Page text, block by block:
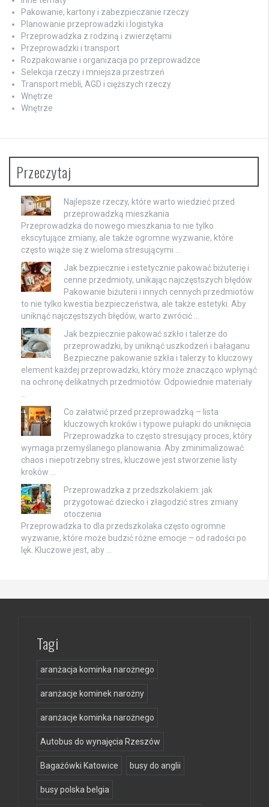
Pakowanie, kartony i zabezpieczanie rzeczy
Planowanie przeprowadzki i logistyka
Przeprowadzka z rodziną i zwierzętami
Przeprowadzki i transport
Rozpakowanie i organizacja po przeprowadzce
Selekcja rzeczy i mniejsza przestrzeń
Transport mebli, AGD i cięższych rzeczy
Wnętrze
Wnętrze
Przeczytaj
Najlepsze rzeczy, które warto wiedzieć przed
przeprowadzką mieszkania
Przeprowadzka do nowego mieszkania to nie tylko
ekscytujące zmiany, ale także ogromne wyzwanie, które
często wiąże się z wieloma stresującymi …
Jak bezpiecznie i estetycznie pakować biżuterię i
cenne przedmioty, unikając najczęstszych błędów
Pakowanie biżuterii i innych cennych przedmiotów
to nie tylko kwestia bezpieczeństwa, ale także estetyki. Aby
uniknąć najczęstszych błędów, warto zwrócić …
Jak bezpiecznie pakować szkło i talerze do
przeprowadzki, by uniknąć uszkodzeń i bałaganu
Bezpieczne pakowanie szkła i talerzy to kluczowy
element każdej przeprowadzki, który może znacząco wpłynąć
na ochronę delikatnych przedmiotów. Odpowiednie materiały
Co załatwić przed przeprowadzką – lista
kluczowych kroków i typowe pułapki do uniknięcia
Przeprowadzka to często stresujący proces, który
wymaga przemyślanego planowania. Aby zminimalizować
chaos i niepotrzebny stres, kluczowe jest stworzenie listy
kroków …
Przeprowadzka z przedszkolakiem: jak
przygotować dziecko i złagodzić stres zmiany
otoczenia
Przeprowadzka to dla przedszkolaka często ogromne
wyzwanie, które może budzić różne emocje – od radości po
lęk. Kluczowe jest, aby …
Tagi
aranżacja kominka narożnego
aranżacje kominek narożny
aranżacje kominka narożnego
Autobus do wynajęcia Rzeszów
Bagażówki Katowice busy do anglii
busy polska belgia